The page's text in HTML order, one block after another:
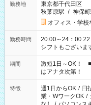
勤務地
東京都千代田区
秋葉原駅 / 神保
オフィス・学校
勤務時間
20:00～24：00 22
シフトもございま
期間
激短1日～OK！
はアナタ次第！
特徴 週1日からOK / 日
業・WワークOK /